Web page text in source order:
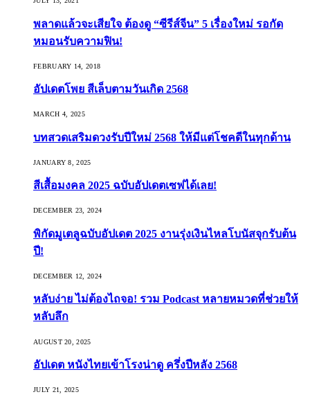
พลาดแล้วจะเสียใจ ต้องดู “ซีรีส์จีน” 5 เรื่องใหม่ รอกัด
หมอนรับความฟิน!
FEBRUARY 14, 2018
อัปเดตโพย สีเล็บตามวันเกิด 2568
MARCH 4, 2025
บทสวดเสริมดวงรับปีใหม่ 2568 ให้มีแต่โชคดีในทุกด้าน
JANUARY 8, 2025
สีเสื้อมงคล 2025 ฉบับอัปเดตเซฟได้เลย!
DECEMBER 23, 2024
พิกัดมูเตลูฉบับอัปเดต 2025 งานรุ่งเงินไหลโบนัสจุกรับต้น
ปี!
DECEMBER 12, 2024
หลับง่าย ไม่ต้องไถจอ! รวม Podcast หลายหมวดที่ช่วยให้
หลับลึก
AUGUST 20, 2025
อัปเดต หนังไทยเข้าโรงน่าดู ครึ่งปีหลัง 2568
JULY 21, 2025